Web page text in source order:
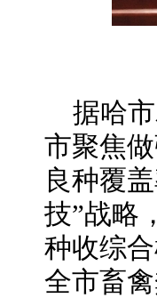
据哈
市聚焦
良种覆
技”战略
种收综
全市畜